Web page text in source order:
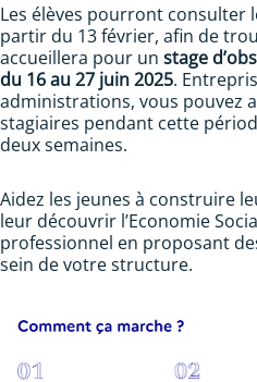
Les élèves pourront consulter
partir du 13 février, afin de
accueillera pour un stage
du 16 au 27 juin 2025.
administrations, vous pouvez
stagiaires pendant cette
deux semaines.
Aidez les jeunes à construire
leur découvrir l’Economie
professionnel en proposant
sein de votre structure.